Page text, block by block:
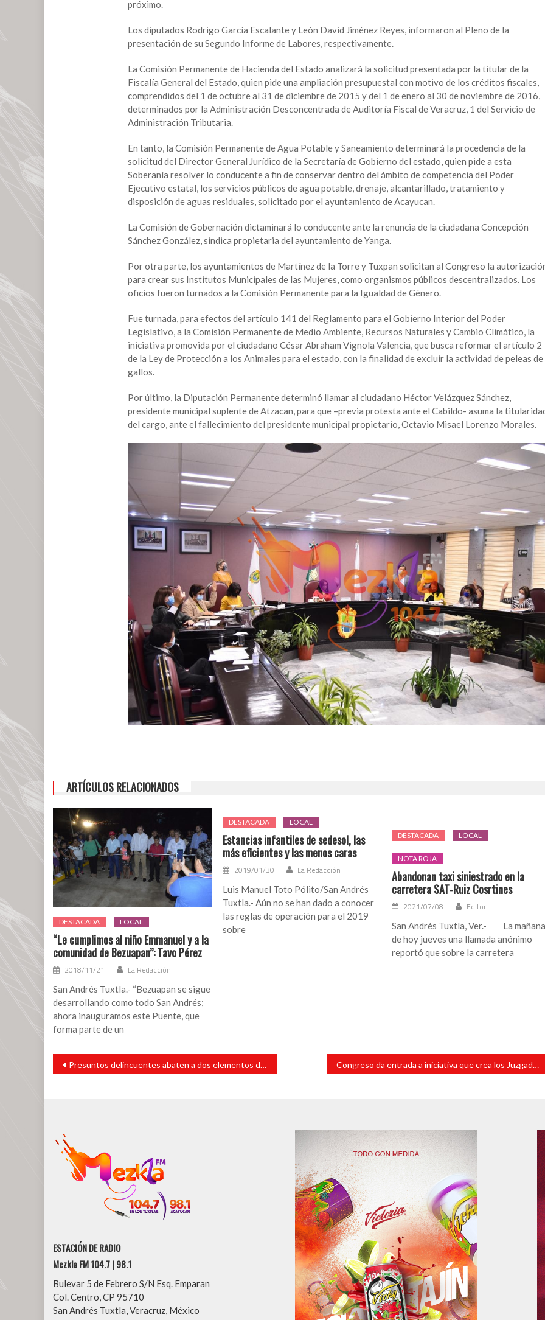
próximo.
Los diputados Rodrigo García Escalante y León David Jiménez Reyes, informaron al Pleno de la
presentación de su Segundo Informe de Labores, respectivamente.
La Comisión Permanente de Hacienda del Estado analizará la solicitud presentada por la titular de la
Fiscalía General del Estado, quien pide una ampliación presupuestal con motivo de los créditos fiscales,
comprendidos del 1 de octubre al 31 de diciembre de 2015 y del 1 de enero al 30 de noviembre de 2016,
determinados por la Administración Desconcentrada de Auditoría Fiscal de Veracruz, 1 del Servicio de
Administración Tributaria.
En tanto, la Comisión Permanente de Agua Potable y Saneamiento determinará la procedencia de la
solicitud del Director General Jurídico de la Secretaría de Gobierno del estado, quien pide a esta
Soberanía resolver lo conducente a fin de conservar dentro del ámbito de competencia del Poder
Ejecutivo estatal, los servicios públicos de agua potable, drenaje, alcantarillado, tratamiento y
disposición de aguas residuales, solicitado por el ayuntamiento de Acayucan.
La Comisión de Gobernación dictaminará lo conducente ante la renuncia de la ciudadana Concepción
Sánchez González, sindica propietaria del ayuntamiento de Yanga.
Por otra parte, los ayuntamientos de Martínez de la Torre y Tuxpan solicitan al Congreso la
para crear sus Institutos Municipales de las Mujeres, como organismos públicos descentralizados. Los
oficios fueron turnados a la Comisión Permanente para la Igualdad de Género.
Fue turnada, para efectos del artículo 141 del Reglamento para el Gobierno Interior del Poder
Legislativo, a la Comisión Permanente de Medio Ambiente, Recursos Naturales y Cambio Climático, la
iniciativa promovida por el ciudadano César Abraham Vignola Valencia, que busca reformar el artículo 2
de la Ley de Protección a los Animales para el estado, con la finalidad de excluir la actividad de peleas de
gallos.
Por último, la Diputación Permanente determinó llamar al ciudadano Héctor Velázquez Sánchez,
presidente municipal suplente de Atzacan, para que –previa protesta ante el Cabildo- asuma la
del cargo, ante el fallecimiento del presidente municipal propietario, Octavio Misael Lorenzo Morales.
ARTÍCULOS RELACIONADOS
DESTACADA LOCAL
“Le cumplimos al niño Emmanuel y a la
comunidad de Bezuapan”: Tavo Pérez
2018/11/21 La Redacción
San Andrés Tuxtla.- “Bezuapan se sigue
desarrollando como todo San Andrés;
ahora inauguramos este Puente, que
forma parte de un
DESTACADA LOCAL
Estancias infantiles de sedesol, las
más eficientes y las menos caras
2019/01/30 La Redacción
Luis Manuel Toto Pólito/San Andrés
Tuxtla.- Aún no se han dado a conocer
las reglas de operación para el 2019
sobre
DESTACADA LOCAL
NOTA ROJA
Abandonan taxi siniestrado en la
carretera SAT-Ruiz Cosrtines
2021/07/08 Editor
San Andrés Tuxtla, Ver.- La
de hoy jueves una llamada anónimo
reportó que sobre la carretera
Navegación
entradas
Presuntos delincuentes abaten a dos elementos de la SSP Congreso da entrada a iniciativa que crea los Juzgados Laborales
ESTACIÓN DE RADIO
Mezkla FM 104.7 | 98.1
Bulevar 5 de Febrero S/N Esq. Emparan
Col. Centro, CP 95710
San Andrés Tuxtla, Veracruz, México